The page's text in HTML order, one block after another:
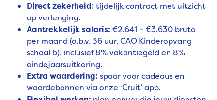
Direct zekerheid: tijdelijk contract met uitzicht
op verlenging.
Aantrekkelijk salaris: €2.641 – €3.630 bruto
per maand (o.b.v. 36 uur, CAO Kinderopvang
schaal 6), inclusief 8% vakantiegeld en 8%
eindejaarsuitkering.
Extra waardering: spaar voor cadeaus en
waardebonnen via onze ‘Cruit’ app.